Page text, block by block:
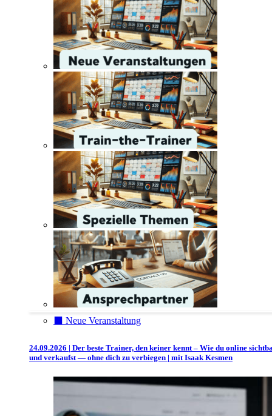
⬛️ Neue Veranstaltung
24.09.2026 | Der beste Trainer, den keiner kennt – Wie du online
und verkaufst — ohne dich zu verbiegen | mit Isaak Kesmen